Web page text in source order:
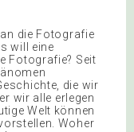
die Fotografie
will eine
Fotografie? Seit
die wir
wir alle erlegen
Welt können
Woher